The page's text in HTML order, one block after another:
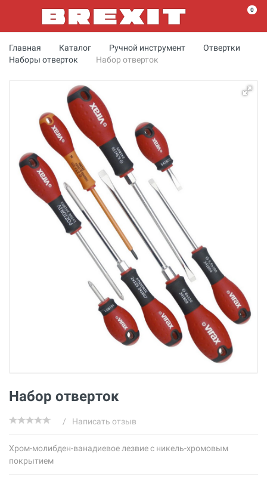
0
Главная Каталог Ручной инструмент
Отвертки
Наборы отверток
Набор отверток
Набор отверток
/ Написать отзыв
Хром-молибден-ванадиевое лезвие с никель-хромовым
покрытием